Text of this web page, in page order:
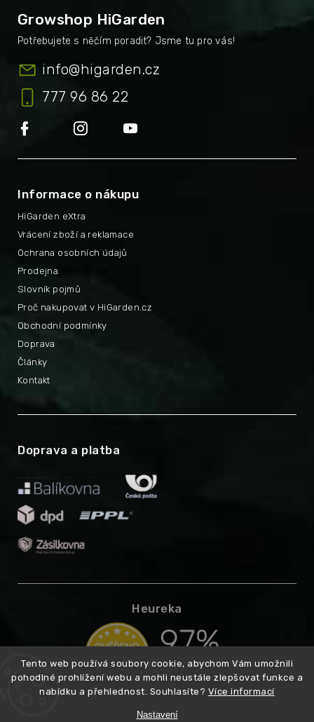
Tento web používá soubory cookie, abychom Vám umožnili
pohodlné prohlížení webu a mohli neustále zlepšovat funkce a
nabídku a přehlednost. Souhlasíte? Více informací
Nastavení
Growshop HiGarden
info@higarden.cz
777 96 86 22
Informace o nákupu
HiGarden eXtra
Proč nakupovat v HiGarden.cz
Vrácení zboží a reklamace
Obchodní podmínky
Ochrana osobních údajů
Doprava
Prodejna
Články
Slovník pojmů
Kontakt
Doprava a platba
Heureka